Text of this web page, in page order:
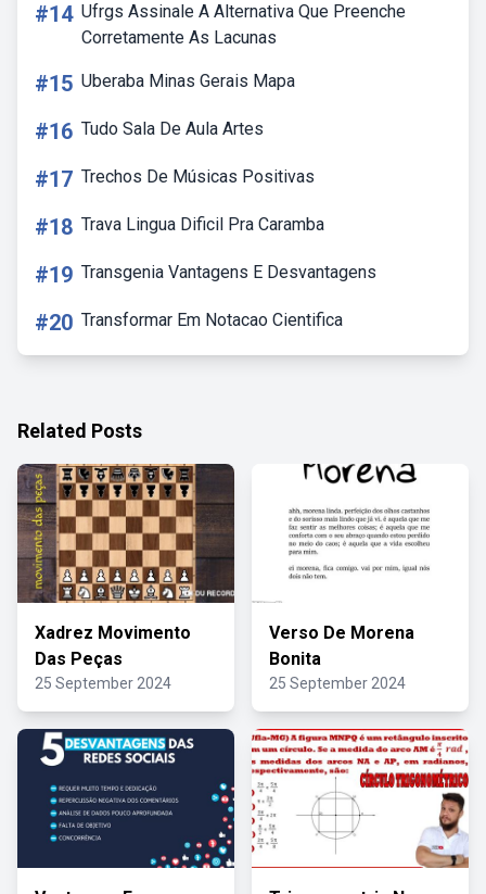
#14 Ufrgs Assinale A Alternativa Que Preenche
Corretamente As Lacunas
#15 Uberaba Minas Gerais Mapa
#16 Tudo Sala De Aula Artes
#17 Trechos De Músicas Positivas
#18 Trava Lingua Dificil Pra Caramba
#19 Transgenia Vantagens E Desvantagens
#20 Transformar Em Notacao Cientifica
Related Posts
Xadrez Movimento
Das Peças
25 September 2024
Verso De Morena
Bonita
25 September 2024